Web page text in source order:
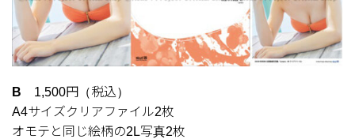
B 1,500円（税込）
A4サイズクリアファイル2枚
オモテと同じ絵柄の2L写真2枚